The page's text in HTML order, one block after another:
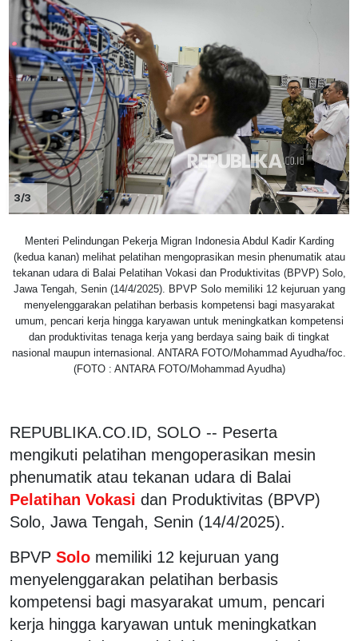
3/3
Menteri Pelindungan Pekerja Migran Indonesia Abdul Kadir Karding
(kedua kanan) melihat pelatihan mengoprasikan mesin phenumatik atau
tekanan udara di Balai Pelatihan Vokasi dan Produktivitas (BPVP) Solo,
Jawa Tengah, Senin (14/4/2025). BPVP Solo memiliki 12 kejuruan yang
menyelenggarakan pelatihan berbasis kompetensi bagi masyarakat
umum, pencari kerja hingga karyawan untuk meningkatkan kompetensi
dan produktivitas tenaga kerja yang berdaya saing baik di tingkat
nasional maupun internasional. ANTARA FOTO/Mohammad Ayudha/foc.
(FOTO : ANTARA FOTO/Mohammad Ayudha)
REPUBLIKA.CO.ID, SOLO -- Peserta
mengikuti pelatihan mengoperasikan mesin
phenumatik atau tekanan udara di Balai
Pelatihan Vokasi dan Produktivitas (BPVP)
Solo, Jawa Tengah, Senin (14/4/2025).
BPVP Solo memiliki 12 kejuruan yang
menyelenggarakan pelatihan berbasis
kompetensi bagi masyarakat umum, pencari
kerja hingga karyawan untuk meningkatkan